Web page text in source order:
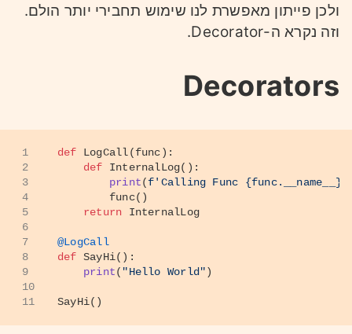
ולכן פייתון מאפשרת לנו שימוש תחבירי יותר הולם.
וזה נקרא ה-Decorator.
Decorators
1
2
3
4
5
6
7
8
9
10
11
def LogCall(func):
def
InternalLog():
print(f'Calling Func {func.__name__}
        func()
return InternalLog
@LogCall
def SayHi():
print( "Hello World")
SayHi()